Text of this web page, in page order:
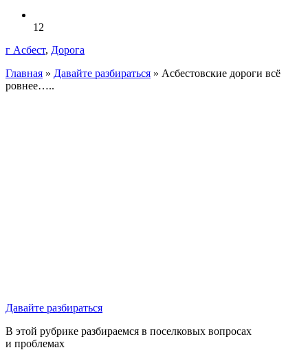
12
г Асбест, Дорога
Главная » Давайте разбираться » Асбестовские дороги всё
ровнее…..
Давайте разбираться
В этой рубрике разбираемся в поселковых вопросах
и проблемах